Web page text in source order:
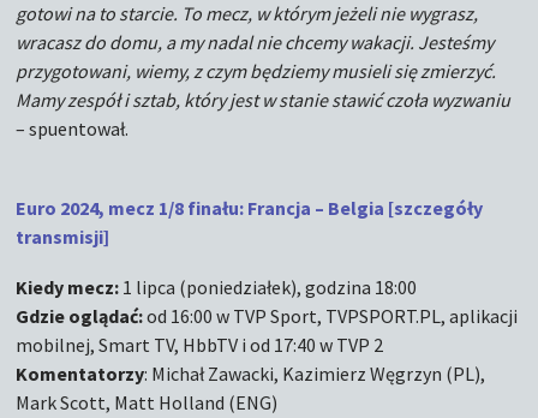
gotowi na to starcie. To mecz, w którym jeżeli nie wygrasz,
wracasz do domu, a my nadal nie chcemy wakacji. Jesteśmy
przygotowani, wiemy, z czym będziemy musieli się zmierzyć.
Mamy zespół i sztab, który jest w stanie stawić czoła wyzwaniu
– spuentował.
Euro 2024, mecz 1/8 finału: Francja – Belgia [szczegóły
transmisji]
Kiedy mecz: 1 lipca (poniedziałek), godzina 18:00
Gdzie oglądać:od 16:00 w TVP Sport, TVPSPORT.PL, aplikacji
mobilnej, Smart TV, HbbTV i od 17:40 w TVP 2
Komentatorzy: Michał Zawacki, Kazimierz Węgrzyn (PL),
Mark Scott, Matt Holland (ENG)